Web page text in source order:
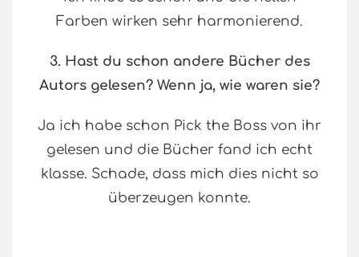
Farben wirken sehr harmonierend.
3. Hast du schon andere Bücher des
Autors gelesen? Wenn ja, wie waren sie?
Ja ich habe schon Pick the Boss von ihr
gelesen und die Bücher fand ich echt
klasse. Schade, dass mich dies nicht so
überzeugen konnte.